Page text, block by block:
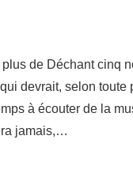
de Déchant cinq
devrait, selon toute
à écouter de la
jamais,…